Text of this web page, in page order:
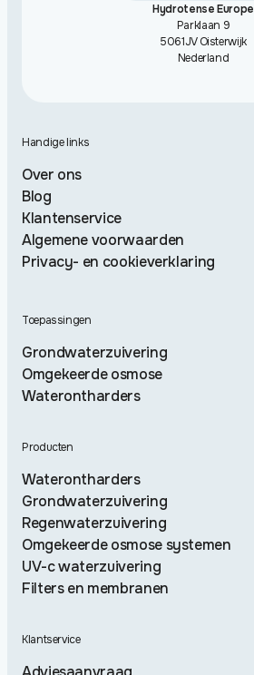
Hydrotense Europe
Parklaan 9
5061JV Oisterwijk
Nederland
Handige links
Over ons
Blog
Klantenservice
Algemene voorwaarden
Privacy- en cookieverklaring
Toepassingen
Grondwaterzuivering
Omgekeerde osmose
Waterontharders
Producten
Waterontharders
Grondwaterzuivering
Regenwaterzuivering
Omgekeerde osmose systemen
UV-c waterzuivering
Filters en membranen
Klantservice